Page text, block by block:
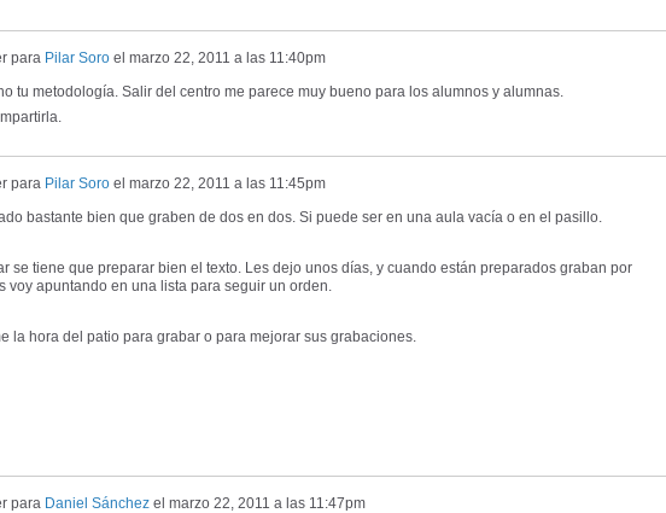
para Pilar Soro el marzo 22, 2011 a las 11:40pm
tu metodología. Salir del centro me parece muy bueno para los alumnos y alumnas.
para Pilar Soro el marzo 22, 2011 a las 11:45pm
bastante bien que graben de dos en dos. Si puede ser en una aula vacía o en el pasillo.
se tiene que preparar bien el texto. Les dejo unos días, y cuando están preparados graban por
voy apuntando en una lista para seguir un orden.
la hora del patio para grabar o para mejorar sus grabaciones.
para Daniel Sánchez el marzo 22, 2011 a las 11:47pm